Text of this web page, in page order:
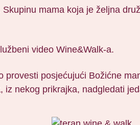
Skupinu mama koja je željna
video Wine&Walk-a.
posjećujući Božićne
nekog prikrajka, nadgledati